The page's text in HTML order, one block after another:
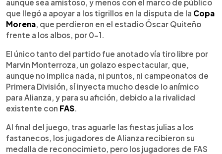
aunque sea amistoso, y menos con el marco de público
que llegó a apoyar a los tigrillos en la disputa de la Copa
Morena , que perdieron en el estadio Óscar Quiteño
frente a los albos, por 0-1.
El único tanto del partido fue anotado vía tiro libre por
Marvin Monterroza, un golazo espectacular, que,
aunque no implica nada, ni puntos, ni campeonatos de
Primera División, sí inyecta mucho desde lo anímico
para Alianza, y para su afición, debido a la rivalidad
existente con FAS
Al final del juego, tras aguarle las fiestas julias a los
fastanecos, los jugadores de Alianza recibieron su
medalla de reconocimieto, pero los jugadores de FAS